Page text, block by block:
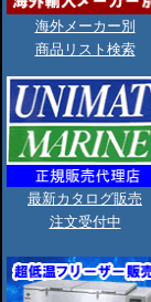
海外メーカー別
商品リスト検索
最新カタログ販売
注文受付中